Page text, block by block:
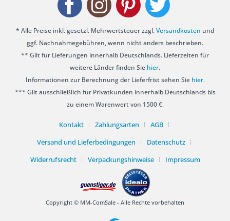
* Alle Preise inkl. gesetzl. Mehrwertsteuer zzgl.Versandkosten und
ggf. Nachnahmegebühren, wenn nicht anders beschrieben.
** Gilt für Lieferungen innerhalb Deutschlands. Lieferzeiten für
weitere Länder finden Sie hier.
Informationen zur Berechnung der Lieferfrist sehen Sie hier.
*** Gilt ausschließlich für Privatkunden innerhalb Deutschlands bis
zu einem Warenwert von 1500 €.
Kontakt Zahlungsarten
AGB
Versand und Lieferbedingungen
Datenschutz
Widerrufsrecht
Verpackungshinweise Impressum
Copyright © MM-ComSale - Alle Rechte vorbehalten